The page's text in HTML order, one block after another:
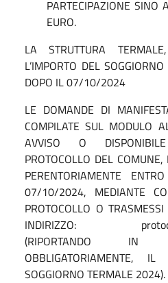
PARTECIPAZIONE
EURO.
LA STRUTTURA
L’IMPORTO DEL
DOPO IL 07/10/2024
LE DOMANDE DI
COMPILATE SUL MODULO
AVVISO O
PROTOCOLLO DEL
PERENTORIAMENTE
07/10/2024, MEDIANTE
PROTOCOLLO O
INDIRIZZO:
(RIPORTANDO IN
OBBLIGATORIAMENTE, IL
SOGGIORNO TERMALE 2024).